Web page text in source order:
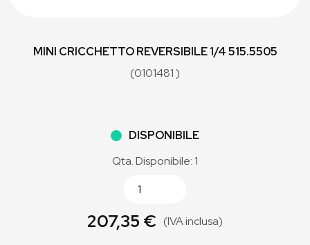
MINI CRICCHETTO REVERSIBILE 1/4 515.5505
(0101481 )
DISPONIBILE
Qta. Disponibile: 1
207,35 € (IVA inclusa)